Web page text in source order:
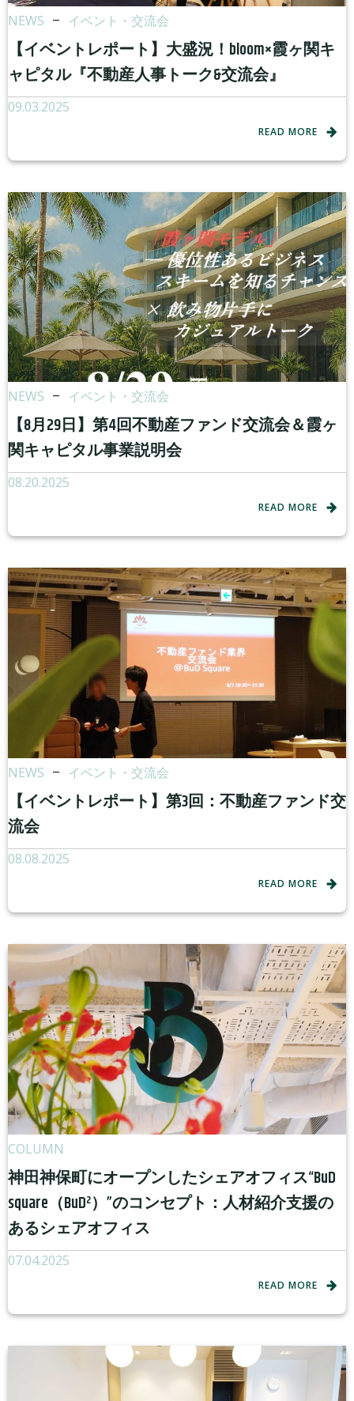
NEWS – イベント・交流会
【イベントレポート】大盛況！bloom×霞ヶ関キ
ャピタル『不動産人事トーク&交流会』
09.03.2025
READ MORE
NEWS – イベント・交流会
【8月29日】第4回不動産ファンド交流会＆霞ヶ
関キャピタル事業説明会
08.20.2025
READ MORE
NEWS – イベント・交流会
【イベントレポート】第3回：不動産ファンド交
流会
08.08.2025
READ MORE
COLUMN
神田神保町にオープンしたシェアオフィス“BuD
square（BuD²）”のコンセプト：人材紹介支援の
あるシェアオフィス
07.04.2025
READ MORE